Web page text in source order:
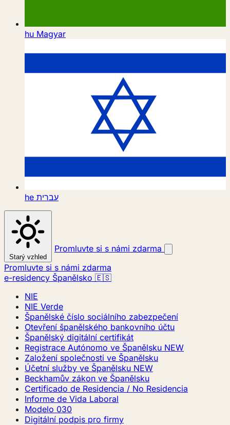
hu Magyar
he עברית
Starý vzhled
Promluvte si s námi zdarma
Promluvte si s námi zdarma
e-residency Španělsko 🇪🇸
NIE
NIE Verde
Španělské číslo sociálního zabezpečení
Otevření španělského bankovního účtu
Španělský digitální certifikát
Registrace Autónomo ve Španělsku NEW
Založení společnosti ve Španělsku
Účetní služby ve Španělsku NEW
Beckhamův zákon ve Španělsku
Certificado de Residencia / No Residencia
Informe de Vida Laboral
Modelo 030
Digitální podpis pro firmy